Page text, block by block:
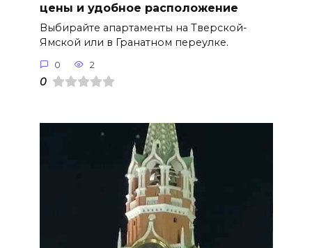
цены и удобное расположение
Выбирайте апартаменты на Тверской-
Ямской или в Гранатном переулке.
0 2
0